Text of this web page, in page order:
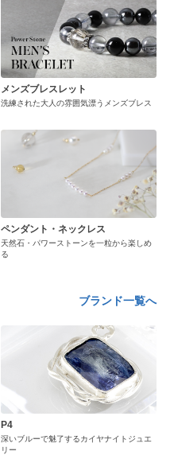
メンズブレスレット
洗練された大人の雰囲気漂うメンズブレス
ペンダント・ネックレス
天然石・パワーストーンを一粒から楽しめ
る
ブランド一覧へ
P4
深いブルーで魅了するカイヤナイトジュエ
リー